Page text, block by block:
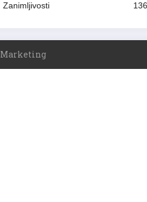
Zanimljivosti
Marketing